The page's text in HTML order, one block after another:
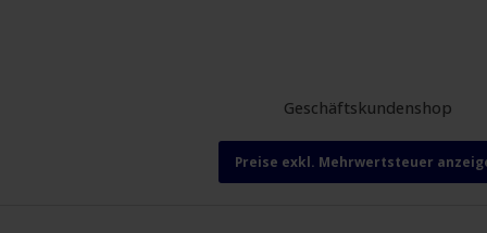
Geschäftskundenshop
Preise exkl. Mehrwertsteuer